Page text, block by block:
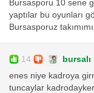
Bursasporu 10 sene
yaptılar bu oyunları
Bursasporuz
14 bursalı
enes niye kadroya
tuncaylar